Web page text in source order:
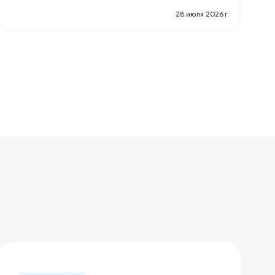
28 июля 2026 г.